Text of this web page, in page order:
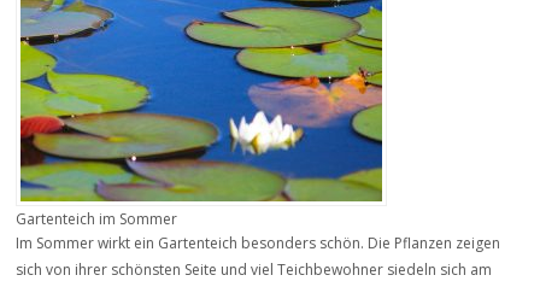
Gartenteich im Sommer
Im Sommer wirkt ein Gartenteich besonders schön. Die Pflanzen zeigen
sich von ihrer schönsten Seite und viel Teichbewohner siedeln sich am